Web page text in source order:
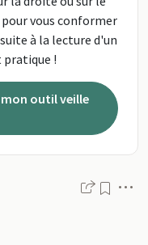
vous conformer
à la lecture d'un
!